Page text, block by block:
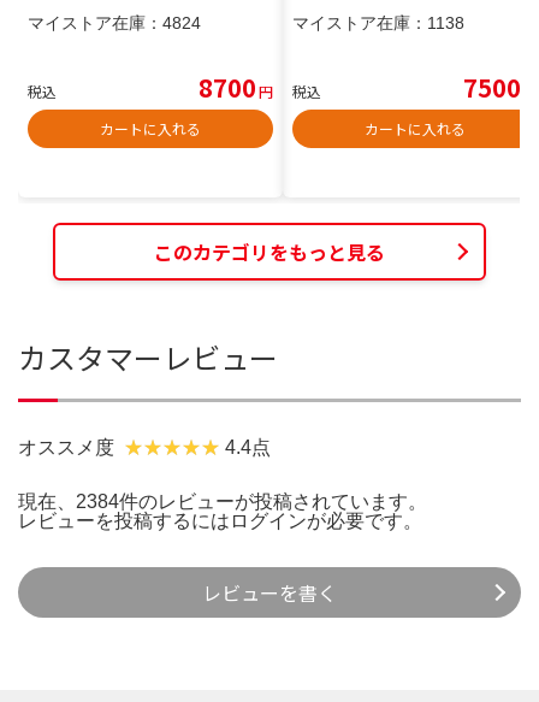
マイストア在庫： 4824
税込 8700円
カートに入れる
マイストア在庫： 1138
税込 7500
カートに入れる
このカテゴリをもっと見る
カスタマーレビュー
オススメ度 4.4点
現在、2384件のレビューが投稿されています。
レビューを投稿するには ログインが必要です。
レビューを書く